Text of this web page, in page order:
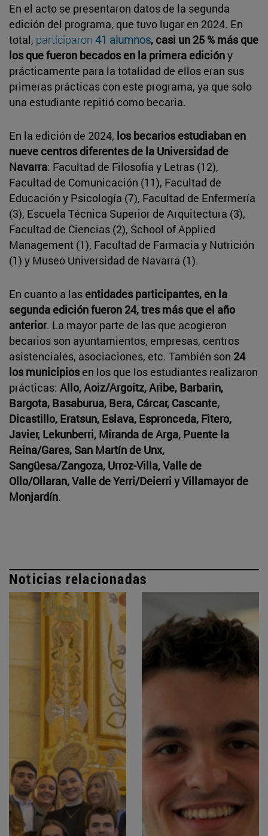
En el acto se presentaron datos de la segunda
edición del programa, que tuvo lugar en 2024. En
total, participaron 41 alumnos, casi un 25 % más que
los que fueron becados en la primera edicióny
prácticamente para la totalidad de ellos eran sus
primeras prácticas con este programa, ya que solo
una estudiante repitió como becaria.
En la edición de 2024, los becarios estudiaban en
nueve centros diferentes de la Universidad de
Navarra: Facultad de Filosofía y Letras (12),
Facultad de Comunicación (11), Facultad de
Educación y Psicología (7), Facultad de Enfermería
(3), Escuela Técnica Superior de Arquitectura (3),
Facultad de Ciencias (2), School of Applied
Management (1), Facultad de Farmacia y Nutrición
(1) y Museo Universidad de Navarra (1).
En cuanto a las entidades participantes, en la
segunda edición fueron 24, tres más que el año
anterior. La mayor parte de las que acogieron
becarios son ayuntamientos, empresas, centros
asistenciales, asociaciones, etc. También son 24
los municipiosen los que los estudiantes realizaron
prácticas: Allo, Aoiz/Argoitz, Aribe, Barbarin,
Bargota, Basaburua, Bera, Cárcar, Cascante,
Dicastillo, Eratsun, Eslava, Espronceda, Fitero,
Javier, Lekunberri, Miranda de Arga, Puente la
Reina/Gares, San Martín de Unx,
Sangüesa/Zangoza, Urroz-Villa, Valle de
Ollo/Ollaran, Valle de Yerri/Deierri y Villamayor de
Monjardín.
Noticias relacionadas